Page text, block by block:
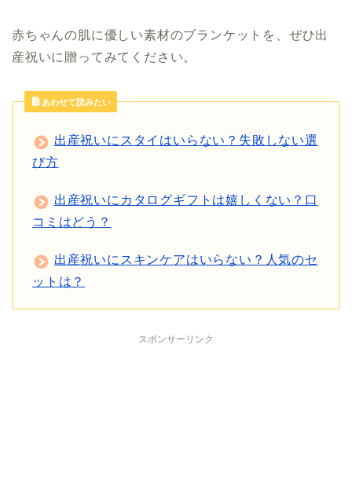
赤ちゃんの肌に優しい素材のブランケットを、ぜひ出
産祝いに贈ってみてください。
あわせて読みたい
出産祝いにスタイはいらない？失敗しない選
び方
出産祝いにカタログギフトは嬉しくない？口
コミはどう？
出産祝いにスキンケアはいらない？人気のセ
ットは？
スポンサーリンク